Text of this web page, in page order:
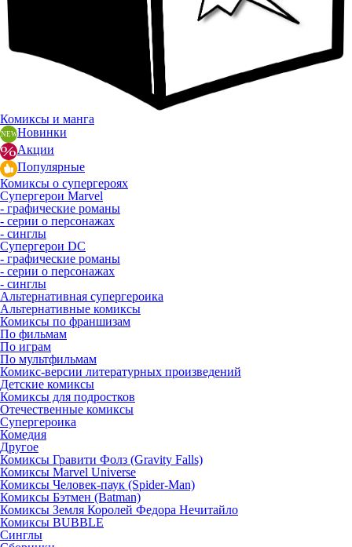
Комиксы и манга
Новинки
Акции
Популярные
Комиксы о супергероях
Супергерои Marvel
- графические романы
- серии о персонажах
- синглы
Супергерои DC
- графические романы
- серии о персонажах
- синглы
Альтернативная супергероика
Альтернативные комиксы
Комиксы по франшизам
По фильмам
По играм
По мультфильмам
Комикс-версии литературных произведений
Детские комиксы
Комиксы для подростков
Отечественные комиксы
Супергероика
Комедия
Другое
Комиксы Гравити Фолз (Gravity Falls)
Комиксы Marvel Universe
Комиксы Человек-паук (Spider-Man)
Комиксы Бэтмен (Batman)
Комиксы Земля Королей Федора Нечитайло
Комиксы BUBBLE
Синглы